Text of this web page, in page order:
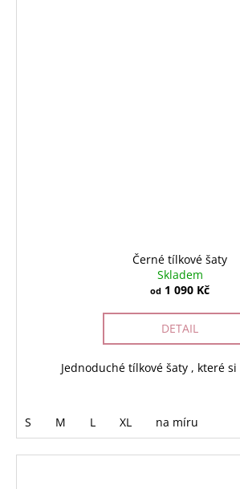
Černé tílkové šaty
Skladem
od 1 090 Kč
DETAIL
Jednoduché tílkové šaty , které
S M L XL na míru